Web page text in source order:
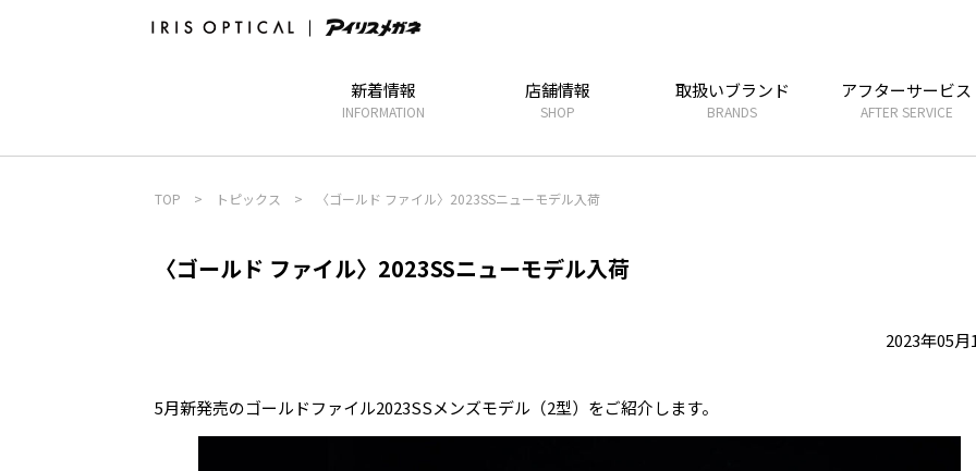
新着情報
INFORMATION
店舗情報
SHOP
取扱いブランド
BRANDS
アフターサービス
AFTER SERVICE
TOP > トピックス > 〈ゴールド ファイル〉2023SSニューモデル入荷
〈ゴールド ファイル〉2023SSニューモデル入荷
2023年05月
5月新発売のゴールドファイル2023SSメンズモデル（2型）をご紹介します。